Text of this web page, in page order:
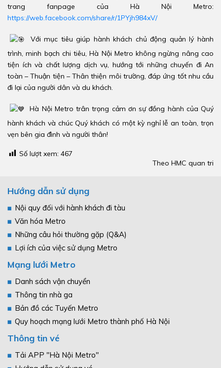
trang fanpage của Hà Nội Metro:
https://web.facebook.com/share/r/1PYjh984xV/
Với mục tiêu giúp hành khách chủ động quản lý hành
trình, minh bạch chi tiêu, Hà Nội Metro không ngừng nâng cao
tiện ích và chất lượng dịch vụ, hướng tới những chuyến đi An
toàn – Thuận tiện – Thân thiện môi trường, đáp ứng tốt nhu cầu
đi lại của người dân và du khách.
Hà Nội Metro trân trọng cảm ơn sự đồng hành của Quý
hành khách và chúc Quý khách có một kỳ nghỉ lễ an toàn, trọn
vẹn bên gia đình và người thân!
Số lượt xem: 467
Theo HMC quan tri
Hướng dẫn sử dụng
Nội quy đối với hành khách đi tàu
Văn hóa Metro
Những câu hỏi thường gặp (Q&A)
Lợi ích của việc sử dụng Metro
Mạng lưới Metro
Danh sách vận chuyển
Thông tin nhà ga
Bản đồ các Tuyến Metro
Quy hoạch mạng lưới Metro thành phố Hà Nội
Thông tin vé
Tải APP "Hà Nội Metro"